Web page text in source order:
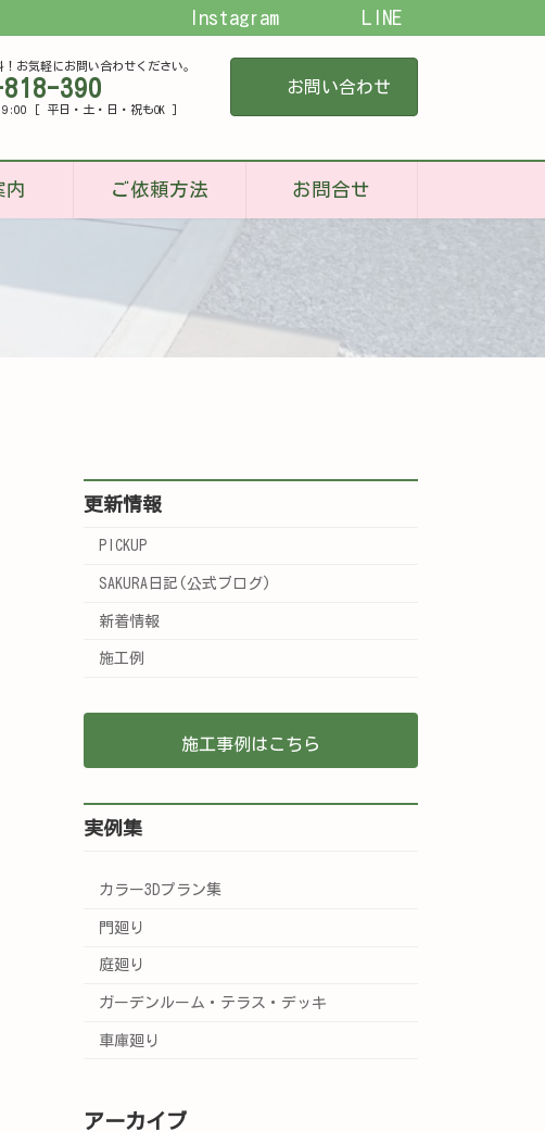
Instagram LINE
お気軽にお問い合わせください。
390
[ 平日・土・日・祝もOK ]
お問い合わせ
内 ご依頼方法 お問合せ
更新情報
PICKUP
SAKURA日記(公式ブログ)
新着情報
施工例
施工事例はこちら
実例集
カラー3Dプラン集
門廻り
庭廻り
ガーデンルーム・テラス・デッキ
車庫廻り
アーカイブ